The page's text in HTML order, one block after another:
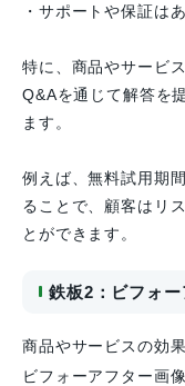
・サポートや保証は
特に、商品やサービ
Q&Aを通じて解答を
ます。
例えば、無料試用期
ることで、顧客はリ
とができます。
鉄板2：ビフォ
商品やサービスの効
ビフォーアフター画